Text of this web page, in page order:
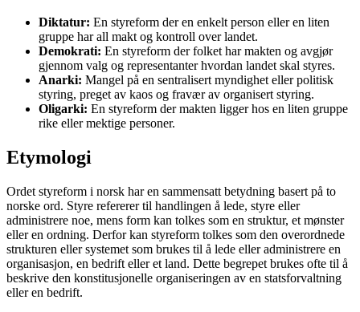
Diktatur: En styreform der en enkelt person eller en liten
gruppe har all makt og kontroll over landet.
Demokrati: En styreform der folket har makten og avgjør
gjennom valg og representanter hvordan landet skal styres.
Anarki: Mangel på en sentralisert myndighet eller politisk
styring, preget av kaos og fravær av organisert styring.
Oligarki: En styreform der makten ligger hos en liten gruppe
rike eller mektige personer.
Etymologi
Ordet styreform i norsk har en sammensatt betydning basert på to
norske ord. Styre refererer til handlingen å lede, styre eller
administrere noe, mens form kan tolkes som en struktur, et mønster
eller en ordning. Derfor kan styreform tolkes som den overordnede
strukturen eller systemet som brukes til å lede eller administrere en
organisasjon, en bedrift eller et land. Dette begrepet brukes ofte til å
beskrive den konstitusjonelle organiseringen av en statsforvaltning
eller en bedrift.